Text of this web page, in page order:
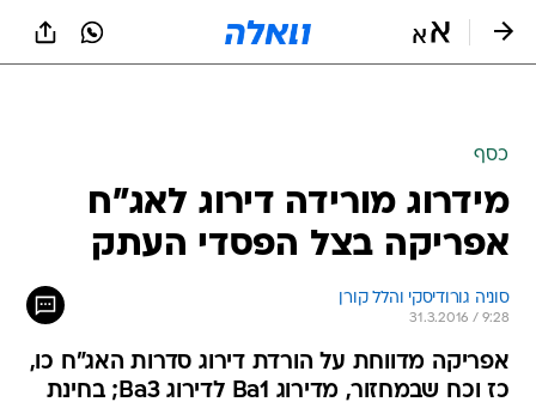
כסף
מידרוג מורידה דירוג לאג"ח
אפריקה בצל הפסדי העתק
סוניה גורודיסקי והלל קורן
31.3.2016 / 9:28
אפריקה מדווחת על הורדת דירוג סדרות האג"ח כו,
כז וכח שבמחזור, מדירוג Ba1 לדירוג Ba3; בחינת